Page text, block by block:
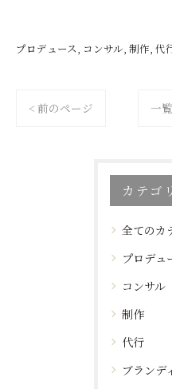
プロデュース コンサル 制作 代
< 前のページ 一
カテゴ
全てのカ
プロデュ
コンサル
制作
代行
ブランデ